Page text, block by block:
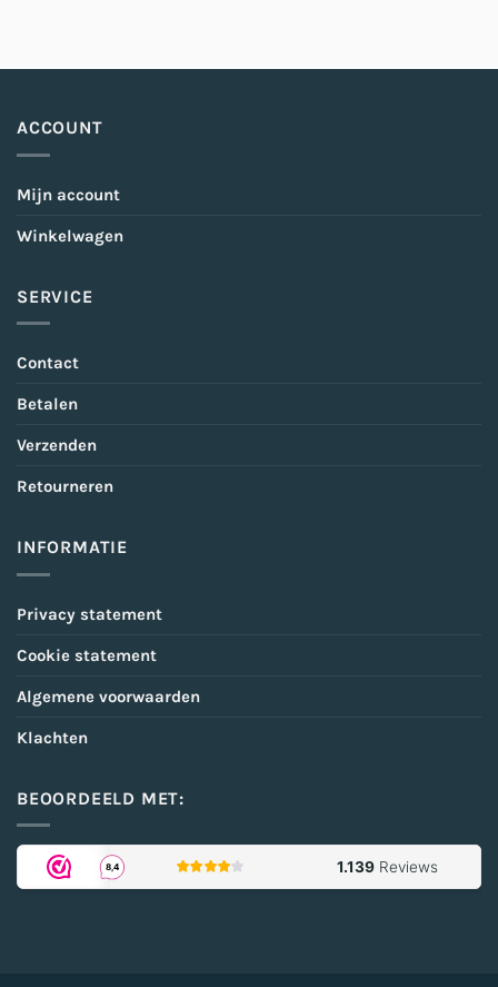
ACCOUNT
Mijn account
Winkelwagen
SERVICE
Contact
Betalen
Verzenden
Retourneren
INFORMATIE
Privacy statement
Cookie statement
Algemene voorwaarden
Klachten
BEOORDEELD MET: